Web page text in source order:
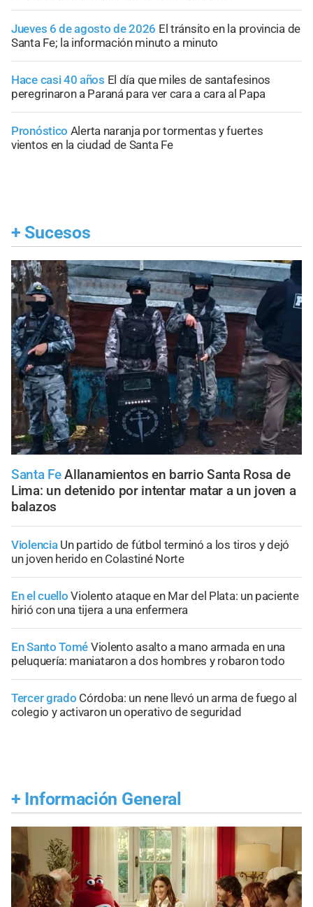
Jueves 6 de agosto de 2026 El tránsito en la provincia de
Santa Fe; la información minuto a minuto
Hace casi 40 años El día que miles de santafesinos
peregrinaron a Paraná para ver cara a cara al Papa
Pronóstico Alerta naranja por tormentas y fuertes
vientos en la ciudad de Santa Fe
+ Sucesos
Santa Fe Allanamientos en barrio Santa Rosa de
Lima: un detenido por intentar matar a un joven a
balazos
Violencia Un partido de fútbol terminó a los tiros y dejó
un joven herido en Colastiné Norte
En el cuello Violento ataque en Mar del Plata: un paciente
hirió con una tijera a una enfermera
En Santo Tomé Violento asalto a mano armada en una
peluquería: maniataron a dos hombres y robaron todo
Tercer grado Córdoba: un nene llevó un arma de fuego al
colegio y activaron un operativo de seguridad
+ Información General